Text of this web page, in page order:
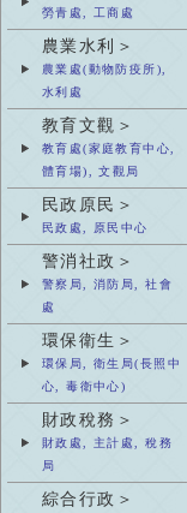
勞青處, 工商處
農業水利＞
農業處(動物防疫所),
水利處
教育文觀＞
教育處(家庭教育中心,
體育場), 文觀局
民政原民＞
民政處, 原民中心
警消社政＞
警察局, 消防局, 社會
處
環保衛生＞
環保局, 衛生局(長照中
心, 毒衛中心)
財政稅務＞
財政處, 主計處, 稅務
局
綜合行政＞